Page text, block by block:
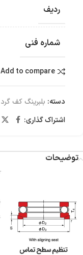
ردیف
شماره فنی
Add to compare
دسته: بلبرینگ کف گرد
اشتراک گذاری:
توضیحات